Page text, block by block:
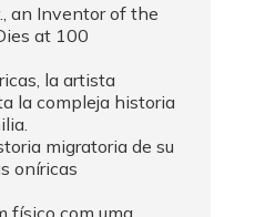
an Inventor of the
at 100
migratoria de su
oníricas